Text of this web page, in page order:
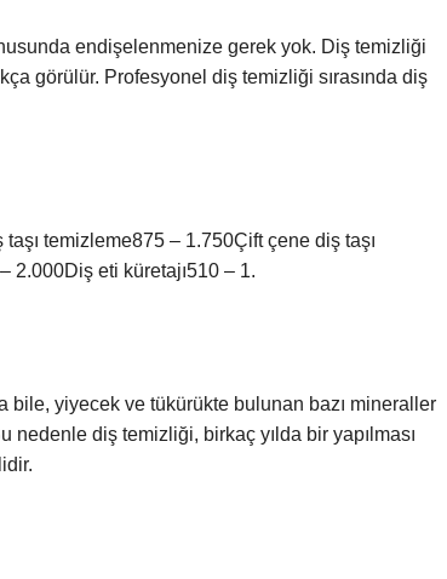
endişelenmenize gerek yok. Diş temizliği
görülür. Profesyonel diş temizliği sırasında diş
temizleme875 – 1.750Çift çene diş taşı
2.000Diş eti küretajı510 – 1.
bile, yiyecek ve tükürükte bulunan bazı mineraller
nedenle diş temizliği, birkaç yılda bir yapılması